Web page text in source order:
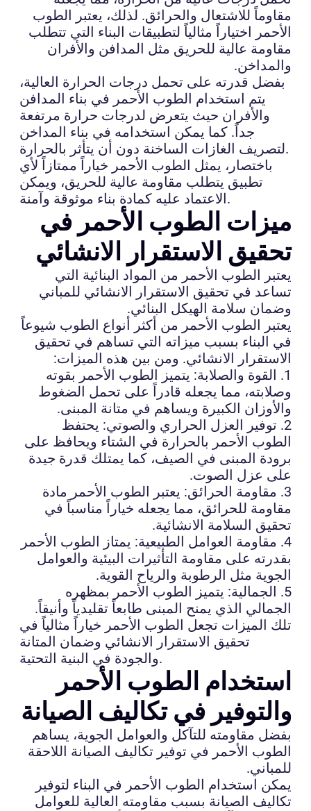
مقاوماً للاشتعال والحرائق. لذلك، يعتبر الطوب
الأحمر اختياراً مثالياً لتطبيقات البناء التي تتطلب
مقاومة عالية للحريق مثل المدافن والأفران
والمداخن.
بفضل قدرته على تحمل درجات الحرارة العالية،
يتم استخدام الطوب الأحمر في بناء المدافن
والأفران حيث يتعرض لدرجات حرارة مرتفعة
جداً. كما يمكن استخدامه في بناء المداخن
لتصريف الغازات الساخنة دون أن يتأثر بالحرارة.
باختصار، يمثل الطوب الأحمر خياراً ممتازاً لأي
تطبيق يتطلب مقاومة عالية للحريق، ويمكن
الاعتماد عليه كمادة بناء موثوقة وآمنة.
ميزات الطوب الأحمر في
تحقيق الاستقرار الانشائي
يعتبر الطوب الأحمر من المواد البنائية التي
تساعد في تحقيق الاستقرار الانشائي للمباني
وضمان سلامة الهيكل البنائي.
يعتبر الطوب الأحمر من أكثر أنواع الطوب شيوعاً
في البناء بسبب ميزاته التي تساهم في تحقيق
الاستقرار الانشائي. ومن بين هذه الميزات:
1. القوة والصلابة: يتميز الطوب الأحمر بقوته
وصلابته، مما يجعله قادراً على تحمل الضغوط
والأوزان الكبيرة ويساهم في متانة المبنى.
2. توفير العزل الحراري والصوتي: يحتفظ
الطوب الأحمر بالحرارة في الشتاء ويحافظ على
برودة المبنى في الصيف، كما يمتلك قدرة جيدة
على عزل الصوت.
3. مقاومة الحرائق: يعتبر الطوب الأحمر مادة
مقاومة للحرائق، مما يجعله خياراً مناسباً في
تحقيق السلامة الانشائية.
4. مقاومة العوامل الطبيعية: يمتاز الطوب الأحمر
بقدرته على مقاومة التأثيرات البيئية والعوامل
الجوية مثل الرطوبة والرياح القوية.
5. الجمالية: يتميز الطوب الأحمر بمظهره
الجمالي الذي يمنح المبنى طابعاً تقليدياً وأنيقاً.
تلك الميزات تجعل الطوب الأحمر خياراً مثالياً في
تحقيق الاستقرار الانشائي وضمان المتانة
والجودة في البنية التحتية.
استخدام الطوب الأحمر
والتوفير في تكاليف الصيانة
بفضل مقاومته للتآكل والعوامل الجوية، يساهم
الطوب الأحمر في توفير تكاليف الصيانة اللاحقة
للمباني.
يمكن استخدام الطوب الأحمر في البناء لتوفير
تكاليف الصيانة بسبب مقاومته العالية للعوامل